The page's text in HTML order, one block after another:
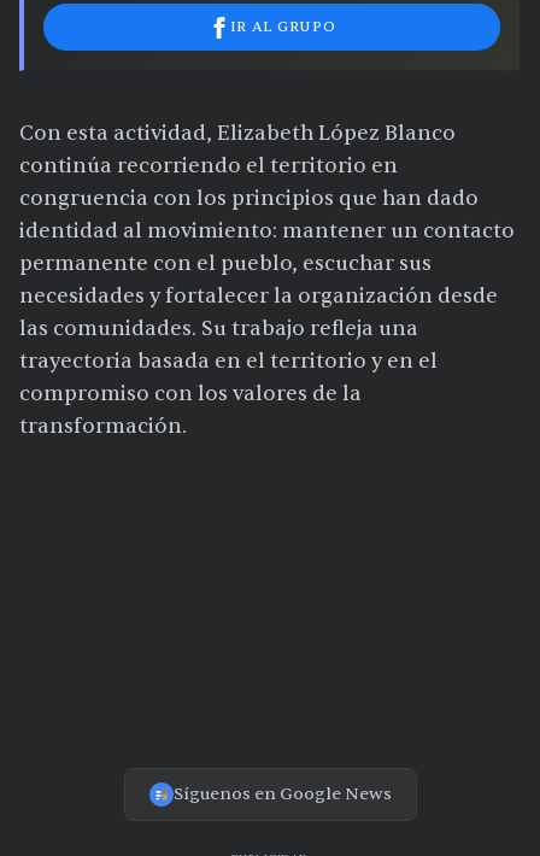
IR AL GRUPO
Con esta actividad, Elizabeth López Blanco
continúa recorriendo el territorio en
congruencia con los principios que han dado
identidad al movimiento: mantener un contacto
permanente con el pueblo, escuchar sus
necesidades y fortalecer la organización desde
las comunidades. Su trabajo refleja una
trayectoria basada en el territorio y en el
compromiso con los valores de la
transformación.
Síguenos en Google News